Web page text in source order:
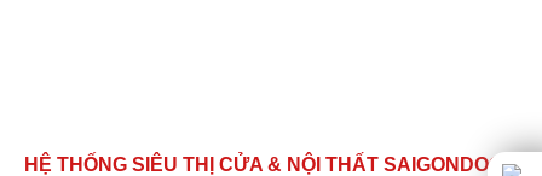
HỆ THỐNG SIÊU THỊ CỬA & NỘI THẤT SAIGONDOOR